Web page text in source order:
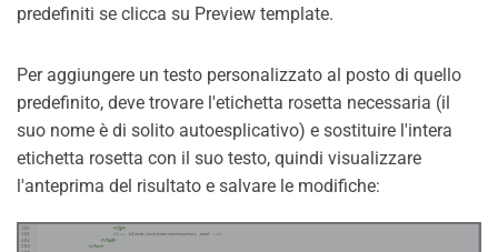
predefiniti se clicca su Preview template.
Per aggiungere un testo personalizzato al posto di quello
predefinito, deve trovare l'etichetta rosetta necessaria (il
suo nome è di solito autoesplicativo) e sostituire l'intera
etichetta rosetta con il suo testo, quindi visualizzare
l'anteprima del risultato e salvare le modifiche: